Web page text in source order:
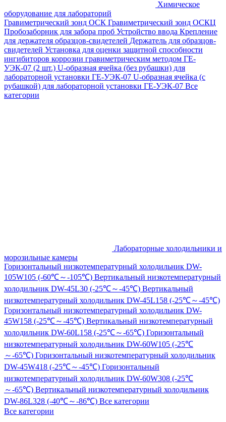
Химическое
оборудование для лабораторий
Гравиметрический зонд ОСК Гравиметрический зонд ОСКЦ
Пробозаборник для забора проб Устройство ввода Крепление
для держателя образцов-свидетелей Держатель для образцов-
свидетелей Установка для оценки защитной способности
ингибиторов коррозии гравиметрическим методом ГЕ-
УЭК-07 (2 шт.) U-образная ячейка (без рубашки) для
лабораторной установки ГЕ-УЭК-07 U-образная ячейка (с
рубашкой) для лабораторной установки ГЕ-УЭК-07 Все
категории
Лабораторные холодильники и
морозильные камеры
Горизонтальный низкотемпературный холодильник DW-
105W105 (-60℃～-105℃) Вертикальный низкотемпературный
холодильник DW-45L30 (-25℃～-45℃) Вертикальный
низкотемпературный холодильник DW-45L158 (-25℃～-45℃)
Горизонтальный низкотемпературный холодильник DW-
45W158 (-25℃～-45℃) Вертикальный низкотемпературный
холодильник DW-60L158 (-25℃～-65℃) Горизонтальный
низкотемпературный холодильник DW-60W105 (-25℃
～-65℃) Горизонтальный низкотемпературный холодильник
DW-45W418 (-25℃～-45℃) Горизонтальный
низкотемпературный холодильник DW-60W308 (-25℃
～-65℃) Вертикальный низкотемпературный холодильник
DW-86L328 (-40℃～-86℃) Все категории
Все категории